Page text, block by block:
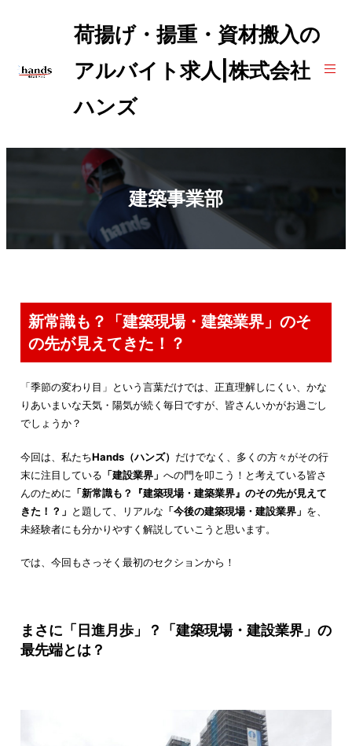
荷揚げ・揚重・資材搬入の
アルバイト求人|株式会社
ハンズ
建築事業部
新常識も？「建築現場・建築業界」のそ
の先が見えてきた！？
「季節の変わり目」という言葉だけでは、正直理解しにくい、かな
りあいまいな天気・陽気が続く毎日ですが、皆さんいかがお過ごし
でしょうか？
今回は、私たちHands（ハンズ） だけでなく、多くの方々がその行
末に注目している 「建設業界」 への門を叩こう！と考えている皆さ
んのために 「新常識も？『建築現場・建築業界』のその先が見えて
きた！？」 と題して、リアルな 「今後の建築現場・建設業界」 を、
未経験者にも分かりやすく解説していこうと思います。
では、今回もさっそく最初のセクションから！
まさに「日進月歩」？「建築現場・建設業界」の
最先端とは？